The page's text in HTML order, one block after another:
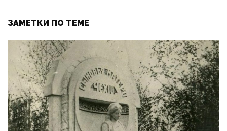
ЗАМЕТКИ ПО ТЕМЕ